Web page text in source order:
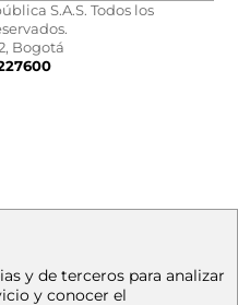
S.A.S. Todos los
Bogotá
y de terceros para analizar
y conocer el